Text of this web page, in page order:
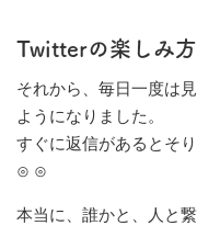
Twitterの楽しみ方
それから、毎日一度は
ようになりました。
すぐに返信があると
⊙ ⊙
本当に、誰かと、人と